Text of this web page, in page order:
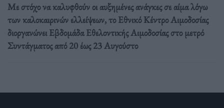
Με στόχο να καλυφθούν οι αυξημένες ανάγκες σε αίμα λόγω
των καλοκαιρινών ελλείψεων, το Εθνικό Κέντρο Αιμοδοσίας
διοργανώνει Εβδομάδα Εθελοντικής Αιμοδοσίας στο μετρό
Συντάγματος από 20 έως 23 Αυγούστο